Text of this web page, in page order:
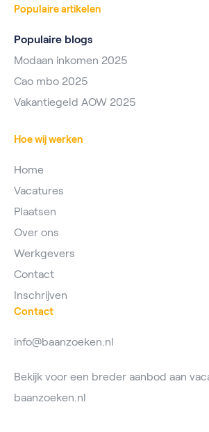
Populaire artikelen
Populaire blogs
Modaan inkomen 2025
Cao mbo 2025
Vakantiegeld AOW 2025
Hoe wij werken
Home
Vacatures
Plaatsen
Over ons
Werkgevers
Contact
Inschrijven
Contact
info@baanzoeken.nl
Bekijk voor een breder aanbod aan
baanzoeken.nl